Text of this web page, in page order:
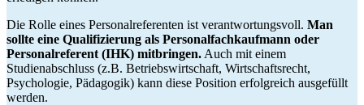
Die Rolle eines Personalreferenten ist verantwortungsvoll. Man
sollte eine Qualifizierung als Personalfachkaufmann oder
Personalreferent (IHK) mitbringen. Auch mit einem
Studienabschluss (z.B. Betriebswirtschaft, Wirtschaftsrecht,
Psychologie, Pädagogik) kann diese Position erfolgreich ausgefüllt
werden.